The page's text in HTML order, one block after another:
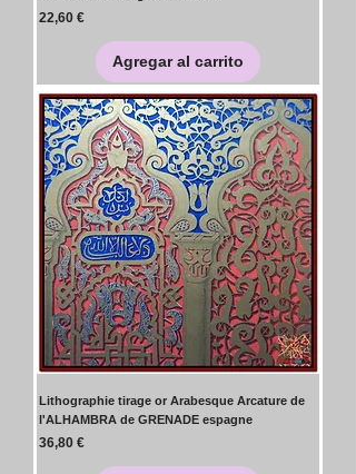
Precio
22,60 €
Agregar al carrito
Lithographie tirage or Arabesque Arcature de
l'ALHAMBRA de GRENADE espagne
Precio
36,80 €